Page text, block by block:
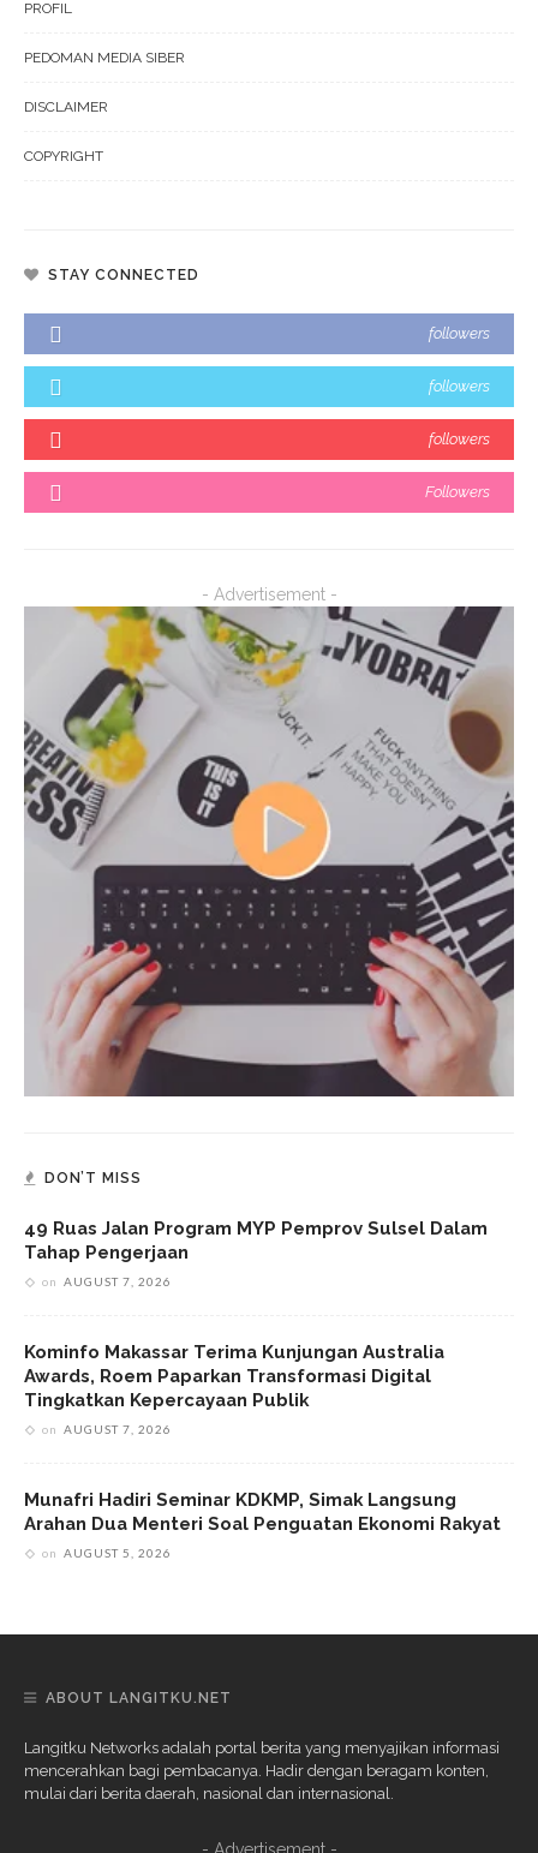
PROFIL
PEDOMAN MEDIA SIBER
DISCLAIMER
COPYRIGHT
STAY CONNECTED
followers
followers
followers
Followers
- Advertisement -
DON’T MISS
49 Ruas Jalan Program MYP Pemprov Sulsel Dalam
Tahap Pengerjaan
on AUGUST 7, 2026
Kominfo Makassar Terima Kunjungan Australia
Awards, Roem Paparkan Transformasi Digital
Tingkatkan Kepercayaan Publik
on AUGUST 7, 2026
Munafri Hadiri Seminar KDKMP, Simak Langsung
Arahan Dua Menteri Soal Penguatan Ekonomi Rakyat
on AUGUST 5, 2026
ABOUT LANGITKU.NET
Langitku Networks adalah portal berita yang menyajikan informasi
mencerahkan bagi pembacanya. Hadir dengan beragam konten,
mulai dari berita daerah, nasional dan internasional.